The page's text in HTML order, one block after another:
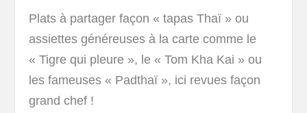
Plats à partager façon « tapas Thaï » ou
assiettes généreuses à la carte comme le
« Tigre qui pleure », le « Tom Kha Kai » ou
les fameuses « Padthaï », ici revues façon
grand chef !